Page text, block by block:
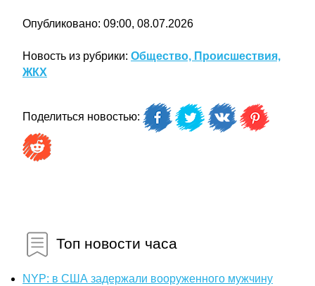
Опубликовано: 09:00, 08.07.2026
Новость из рубрики: Общество, Происшествия,
ЖКХ
Поделиться новостью:
Топ новости часа
NYP: в США задержали вооруженного мужчину